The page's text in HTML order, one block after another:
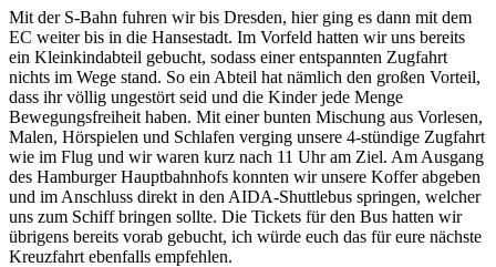
Mit der S-Bahn fuhren wir bis Dresden, hier ging es dann mit dem
EC weiter bis in die Hansestadt. Im Vorfeld hatten wir uns bereits
ein Kleinkindabteil gebucht, sodass einer entspannten Zugfahrt
nichts im Wege stand. So ein Abteil hat nämlich den großen Vorteil,
dass ihr völlig ungestört seid und die Kinder jede Menge
Bewegungsfreiheit haben. Mit einer bunten Mischung aus Vorlesen,
Malen, Hörspielen und Schlafen verging unsere 4-stündige Zugfahrt
wie im Flug und wir waren kurz nach 11 Uhr am Ziel. Am Ausgang
des Hamburger Hauptbahnhofs konnten wir unsere Koffer abgeben
und im Anschluss direkt in den AIDA-Shuttlebus springen, welcher
uns zum Schiff bringen sollte. Die Tickets für den Bus hatten wir
übrigens bereits vorab gebucht, ich würde euch das für eure nächste
Kreuzfahrt ebenfalls empfehlen.